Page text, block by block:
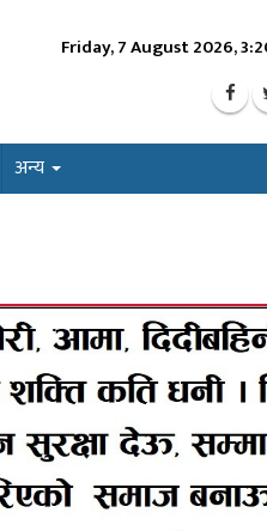
Friday, 7 August 2026,
अन्य